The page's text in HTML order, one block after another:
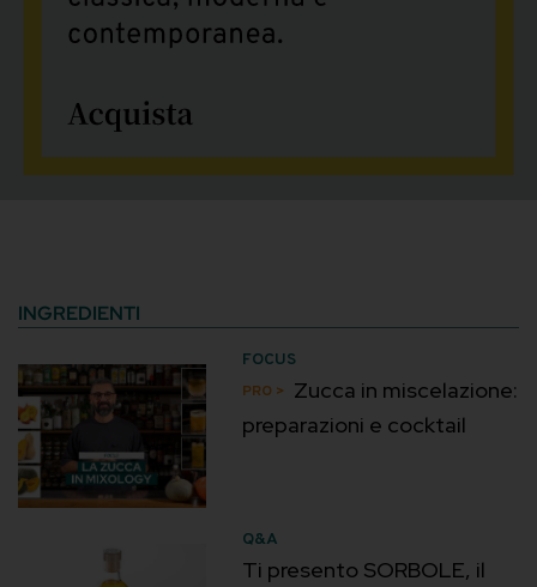
INGREDIENTI
FOCUS
Zucca in miscelazione:
preparazioni e cocktail
Q&A
Ti presento SORBOLE, il